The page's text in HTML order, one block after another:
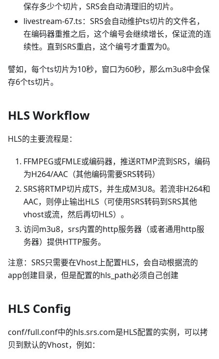
保存多少个切片，SRS会自动清理旧的切片。
livestream-67.ts：SRS会自动维护ts切片的文件名，
在编码器重推之后，这个编号会继续增长，保证流的连
续性。直到SRS重启，这个编号才重置为0。
譬如，每个ts切片为10秒，窗口为60秒，那么m3u8中会保
存6个ts切片。
HLS Workflow
HLS的主要流程是：
FFMPEG或FMLE或编码器，推送RTMP流到SRS，编码
为H264/AAC（其他编码需要SRS转码）
SRS将RTMP切片成TS，并生成M3U8。若流非H264和
AAC，则停止输出HLS（可使用SRS转码到SRS其他
vhost或流，然后再切HLS）。
访问m3u8，srs内置的http服务器（或者通用http服
务器）提供HTTP服务。
注意：SRS只需要在Vhost上配置HLS，会自动根据流的
app创建目录，但是配置的hls_path必须自己创建
HLS Config
conf/full.conf中的hls.srs.com是HLS配置的实例，可以拷
贝到默认的Vhost，例如：